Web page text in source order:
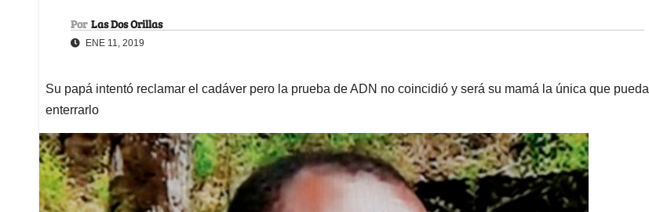
Por Las Dos Orillas
ENE 11, 2019
Su papá intentó reclamar el cadáver pero la prueba de ADN no coincidió y será su mamá la única que pueda
enterrarlo